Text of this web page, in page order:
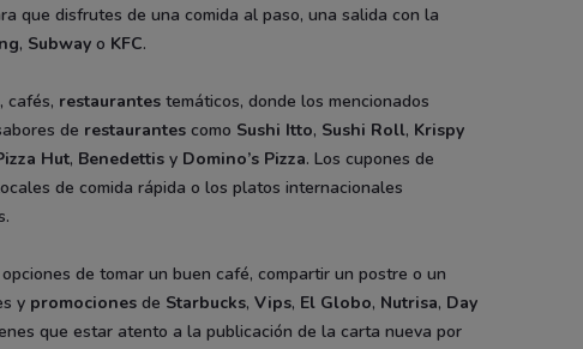
que disfrutes de una comida al paso, una salida con la
, Subway o KFC.
cafés, restaurantes temáticos, donde los mencionados
de restaurantes como Sushi Itto, Sushi Roll, Krispy
Hut, Benedettis y Domino’s Pizza. Los cupones de
de comida rápida o los platos internacionales
de tomar un buen café, compartir un postre o un
y promociones de Starbucks, Vips, El Globo, Nutrisa, Day
que estar atento a la publicación de la carta nueva por